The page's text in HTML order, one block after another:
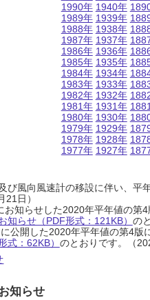
1990年
1989年
1988年
1987年
1986年
1985年
1984年
1983年
1982年
1981年
1980年
1979年
1978年
1977年
1940年
1939年
1938年
1937年
1936年
1935年
1934年
1933年
1932年
1931年
1930年
1929年
1928年
1927年
び風向風速計の移設に伴い、平
21日）
お知らせした2020年平年値の第
知らせ（PDF形式：121KB） の
公開した2020年平年値の第4版
式：62KB） のとおりです。（
知らせ